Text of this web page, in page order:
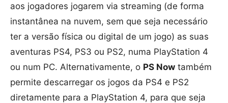
aos jogadores jogarem via streaming (de forma
instantânea na nuvem, sem que seja necessário
ter a versão física ou digital de um jogo) as suas
aventuras PS4, PS3 ou PS2, numa PlayStation 4
ou num PC. Alternativamente, o PS Now também
permite descarregar os jogos da PS4 e PS2
diretamente para a PlayStation 4, para que seja